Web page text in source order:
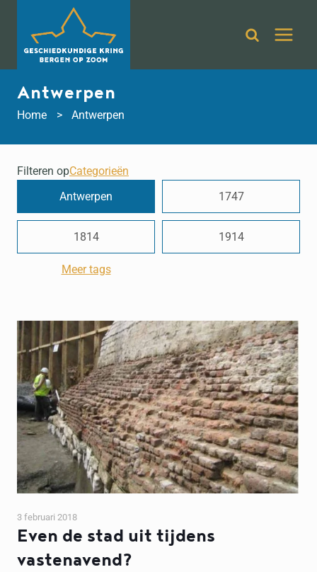
inhoud
Antwerpen
Home Antwerpen
Filteren opCategorieën
Antwerpen
1747
1814 1914
Meer tags
Even de stad uit tijdens
vastenavend?
3 februari 2018